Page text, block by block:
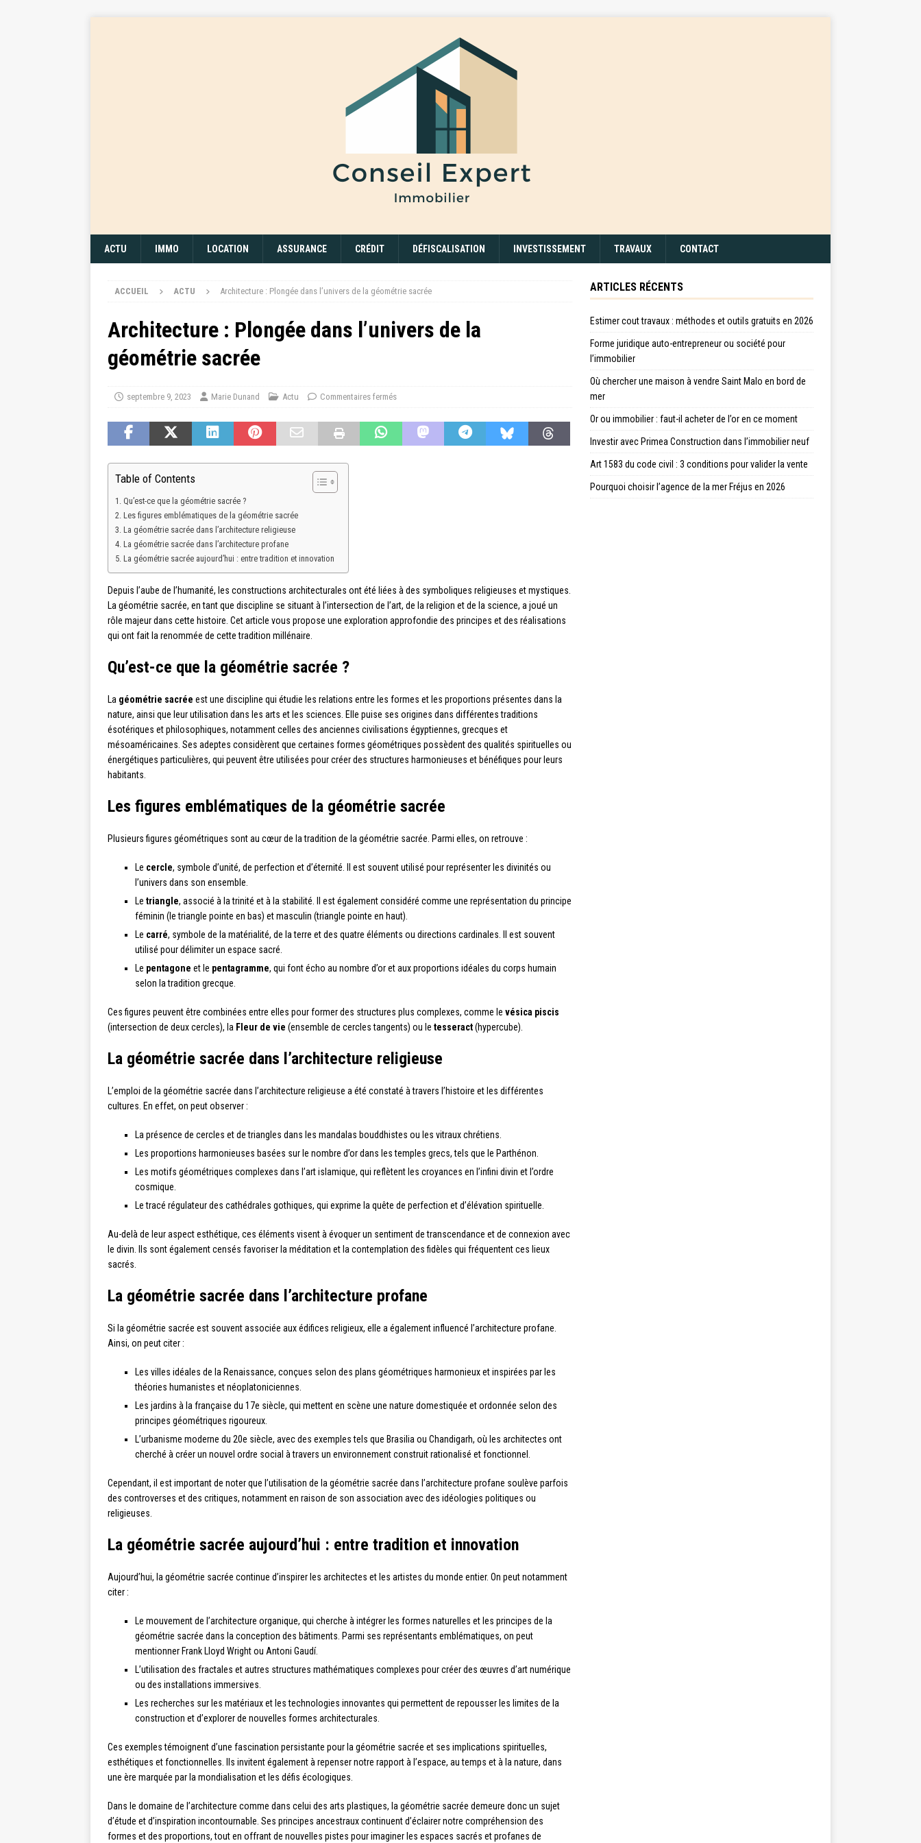
ACTU IMMO LOCATION ASSURANCE CRÉDIT DÉFISCALISATION INVESTISSEMENT TRAVAUX CONTACT
ACCUEIL ACTU Architecture : Plongée dans l’univers de la géométrie sacrée
Architecture : Plongée dans l’univers de la
géométrie sacrée
septembre 9, 2023 Marie Dunand Actu Commentaires fermés
Table of Contents
Qu’est-ce que la géométrie sacrée ?
Les figures emblématiques de la géométrie sacrée
La géométrie sacrée dans l’architecture religieuse
La géométrie sacrée dans l’architecture profane
La géométrie sacrée aujourd’hui : entre tradition et innovation
Depuis l’aube de l’humanité, les constructions architecturales ont été liées à des symboliques religieuses et mystiques.
La géométrie sacrée, en tant que discipline se situant à l’intersection de l’art, de la religion et de la science, a joué un
rôle majeur dans cette histoire. Cet article vous propose une exploration approfondie des principes et des réalisations
qui ont fait la renommée de cette tradition millénaire.
Qu’est-ce que la géométrie sacrée ?
La géométrie sacrée est une discipline qui étudie les relations entre les formes et les proportions présentes dans la
nature, ainsi que leur utilisation dans les arts et les sciences. Elle puise ses origines dans différentes traditions
ésotériques et philosophiques, notamment celles des anciennes civilisations égyptiennes, grecques et
mésoaméricaines. Ses adeptes considèrent que certaines formes géométriques possèdent des qualités spirituelles ou
énergétiques particulières, qui peuvent être utilisées pour créer des structures harmonieuses et bénéfiques pour leurs
habitants.
Les figures emblématiques de la géométrie sacrée
Plusieurs figures géométriques sont au cœur de la tradition de la géométrie sacrée. Parmi elles, on retrouve :
Le cercle, symbole d’unité, de perfection et d’éternité. Il est souvent utilisé pour représenter les divinités ou
l’univers dans son ensemble.
Le triangle, associé à la trinité et à la stabilité. Il est également considéré comme une représentation du principe
féminin (le triangle pointe en bas) et masculin (triangle pointe en haut).
Le carré, symbole de la matérialité, de la terre et des quatre éléments ou directions cardinales. Il est souvent
utilisé pour délimiter un espace sacré.
Le pentagone et le pentagramme, qui font écho au nombre d’or et aux proportions idéales du corps humain
selon la tradition grecque.
Ces figures peuvent être combinées entre elles pour former des structures plus complexes, comme le vésica piscis
(intersection de deux cercles), la Fleur de vie (ensemble de cercles tangents) ou le tesseract(hypercube).
La géométrie sacrée dans l’architecture religieuse
L’emploi de la géométrie sacrée dans l’architecture religieuse a été constaté à travers l’histoire et les différentes
cultures. En effet, on peut observer :
La présence de cercles et de triangles dans les mandalas bouddhistes ou les vitraux chrétiens.
Les proportions harmonieuses basées sur le nombre d’or dans les temples grecs, tels que le Parthénon.
Les motifs géométriques complexes dans l’art islamique, qui reflètent les croyances en l’infini divin et l’ordre
cosmique.
Le tracé régulateur des cathédrales gothiques, qui exprime la quête de perfection et d’élévation spirituelle.
Au-delà de leur aspect esthétique, ces éléments visent à évoquer un sentiment de transcendance et de connexion avec
le divin. Ils sont également censés favoriser la méditation et la contemplation des fidèles qui fréquentent ces lieux
sacrés.
La géométrie sacrée dans l’architecture profane
Si la géométrie sacrée est souvent associée aux édifices religieux, elle a également influencé l’architecture profane.
Ainsi, on peut citer :
Les villes idéales de la Renaissance, conçues selon des plans géométriques harmonieux et inspirées par les
théories humanistes et néoplatoniciennes.
Les jardins à la française du 17e siècle, qui mettent en scène une nature domestiquée et ordonnée selon des
principes géométriques rigoureux.
L’urbanisme moderne du 20e siècle, avec des exemples tels que Brasilia ou Chandigarh, où les architectes ont
cherché à créer un nouvel ordre social à travers un environnement construit rationalisé et fonctionnel.
Cependant, il est important de noter que l’utilisation de la géométrie sacrée dans l’architecture profane soulève parfois
des controverses et des critiques, notamment en raison de son association avec des idéologies politiques ou
religieuses.
La géométrie sacrée aujourd’hui : entre tradition et innovation
Aujourd’hui, la géométrie sacrée continue d’inspirer les architectes et les artistes du monde entier. On peut notamment
citer :
Le mouvement de l’architecture organique, qui cherche à intégrer les formes naturelles et les principes de la
géométrie sacrée dans la conception des bâtiments. Parmi ses représentants emblématiques, on peut
mentionner Frank Lloyd Wright ou Antoni Gaudí.
L’utilisation des fractales et autres structures mathématiques complexes pour créer des œuvres d’art numérique
ou des installations immersives.
Les recherches sur les matériaux et les technologies innovantes qui permettent de repousser les limites de la
construction et d’explorer de nouvelles formes architecturales.
Ces exemples témoignent d’une fascination persistante pour la géométrie sacrée et ses implications spirituelles,
esthétiques et fonctionnelles. Ils invitent également à repenser notre rapport à l’espace, au temps et à la nature, dans
une ère marquée par la mondialisation et les défis écologiques.
Dans le domaine de l’architecture comme dans celui des arts plastiques, la géométrie sacrée demeure donc un sujet
d’étude et d’inspiration incontournable. Ses principes ancestraux continuent d’éclairer notre compréhension des
formes et des proportions, tout en offrant de nouvelles pistes pour imaginer les espaces sacrés et profanes de
ARTICLES RÉCENTS
Estimer cout travaux : méthodes et outils gratuits en 2026
Forme juridique auto-entrepreneur ou société pour
l’immobilier
Où chercher une maison à vendre Saint Malo en bord de
mer
Or ou immobilier : faut-il acheter de l’or en ce moment
Investir avec Primea Construction dans l’immobilier neuf
Art 1583 du code civil : 3 conditions pour valider la vente
Pourquoi choisir l’agence de la mer Fréjus en 2026